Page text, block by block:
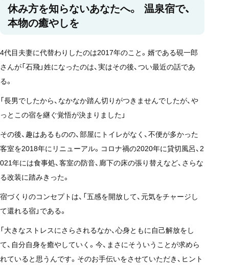
休み方を知らないあなたへ。 温泉宿で、
本物の癒やしを
4代目夫妻に代替わりしたのは2017年のこと。婿である硯一郎
さんが「石飛」姓になったのは、実はその後、つい最近の話であ
る。
「長男でしたから、なかなか踏ん切りがつきませんでしたが、や
っとこの宿を継ぐ覚悟が決まりました」
その後、趣はあるものの、部屋にトイレがなく、不便が多かった
客室を2018年にリニューアル。コロナ禍の2020年に貸切風呂、2
021年には食事処、客室の防音、廊下の床の張り替えなど、さらな
る改装に踏みきった。
宿づくりのコンセプトは、「五感を開放して、元気をチャージし
て還れる宿」である。
「大きなストレスにさらされるなか、心身ともに自己解放をし
て、自分自身を癒やしていく。今、まさにそういうことが求めら
れていると思うんです。そのお手伝いをさせていただき、ヒント